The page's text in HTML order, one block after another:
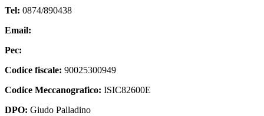
Tel: 0874/890438
Email:
Pec:
Codice fiscale: 90025300949
Codice Meccanografico: ISIC82600E
DPO: Giudo Palladino